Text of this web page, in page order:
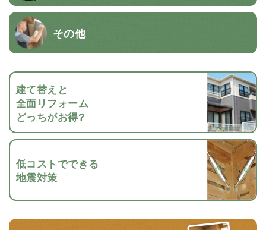
その他
建て替えと
全面リフォーム
どっちがお得?
低コストでできる
地震対策